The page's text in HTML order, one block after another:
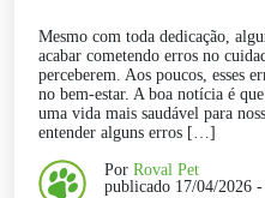
Mesmo com toda dedicação,
acabar cometendo erros no
perceberem. Aos poucos, esses
no bem-estar. A boa notícia é
uma vida mais saudável para
entender alguns erros […]
Por Roval Pet
publicado 17/04/2026